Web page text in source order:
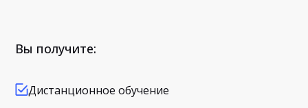
Вы получите:
Дистанционное обучение